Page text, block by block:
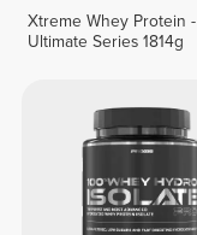
Xtreme Whey Protein -
Ultimate Series 1814g